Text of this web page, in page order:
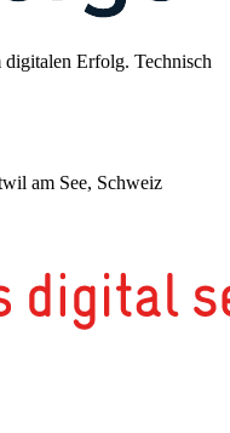
Erfolg. Technisch
am See, Schweiz